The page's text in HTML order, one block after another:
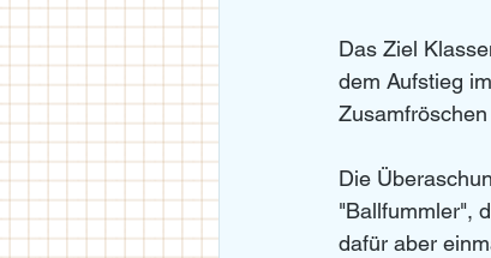
Das Ziel
dem Aufstieg
Zusamfröschen
Die
"Ballfummler",
dafür aber